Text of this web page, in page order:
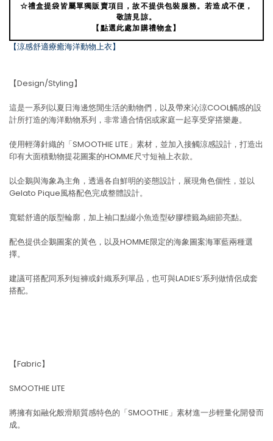
☆禮盒提袋皆屬單獨販賣項目，故不提供包裝服務。若造成不便，
敬請見諒。
【點選此處加購禮物盒】
【涼感舒適療癒海洋動物上衣】
【Design/Styling】
這是一系列以夏日海邊悠閒生活的動物們，以及帶來沁涼COOL觸感的設
計所打造的海洋動物系列，非常適合情侶或家庭一起享受穿搭樂趣。
使用輕薄針織的「SMOOTHIE LITE」素材，並加入接觸涼感設計，打造出
印有大面積動物提花圖案的HOMME尺寸短袖上衣款。
以企鵝與海象為主角，透過各自鮮明的姿態設計，展現角色個性，並以
Gelato Pique風格配色完成整體設計。
寬鬆舒適的版型輪廓，加上袖口點綴小魚造型矽膠標籤為細節亮點。
配色提供企鵝圖案的黃色，以及HOMME限定的海象圖案海軍藍兩種選
擇。
建議可搭配同系列短褲或針織系列單品，也可與LADIES’系列做情侶成套
搭配。
【Fabric】
SMOOTHIE LITE
將擁有如融化般滑順質感特色的「SMOOTHIE」素材進一步輕量化開發而
成。